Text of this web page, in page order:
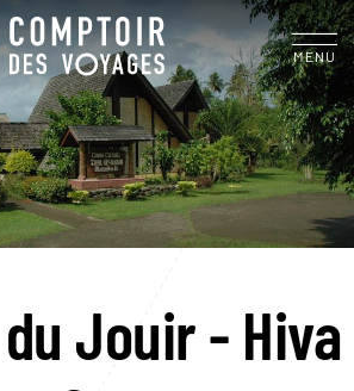
MENU
Jouir - Hiva